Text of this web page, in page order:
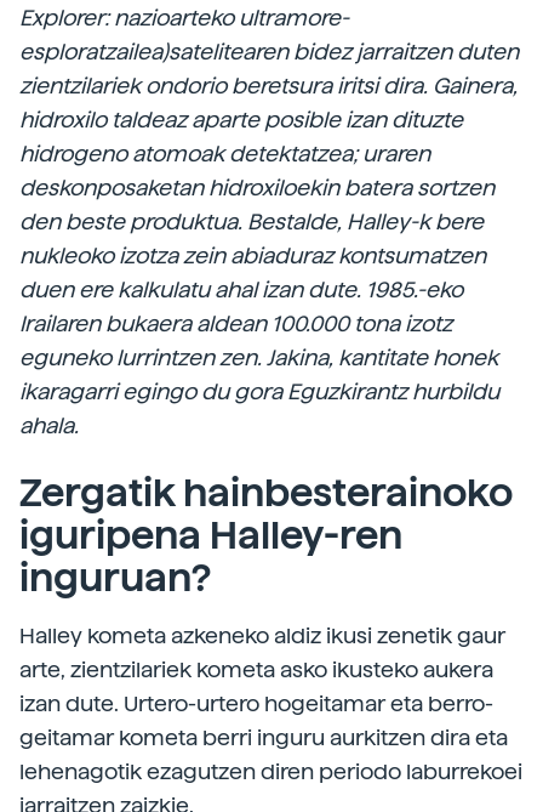
Explorer: nazioarteko ultramore-
esploratzailea)satelitearen bidez jarraitzen duten
zientzilariek ondorio beretsura iritsi dira. Gainera,
hidroxilo taldeaz aparte posible izan dituzte
hidrogeno atomoak detektatzea; uraren
deskonposaketan hidroxiloekin batera sortzen
den beste produktua. Bestalde, Halley-k bere
nukleoko izotza zein abiaduraz kontsumatzen
duen ere kalkulatu ahal izan dute. 1985.-eko
Irailaren bukaera aldean 100.000 tona izotz
eguneko lurrintzen zen. Jakina, kantitate honek
ikaragarri egingo du gora Eguzkirantz hurbildu
ahala.
Zergatik hainbesterainoko
iguripena Halley-ren
inguruan?
Halley kometa azkeneko aldiz ikusi zenetik gaur
arte, zientzilariek kometa asko ikusteko aukera
izan dute. Urtero-urtero hogeitamar eta berro-
geitamar kometa berri inguru aurkitzen dira eta
lehenagotik ezagutzen diren periodo laburrekoei
jarraitzen zaizkie.